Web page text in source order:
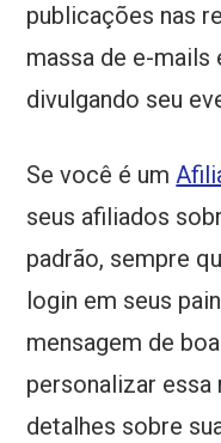
publicações nas
massa de e-
divulgando seu
Se você é um
seus afiliados
padrão, sempre
login em seus
mensagem de
personalizar essa
detalhes sobre